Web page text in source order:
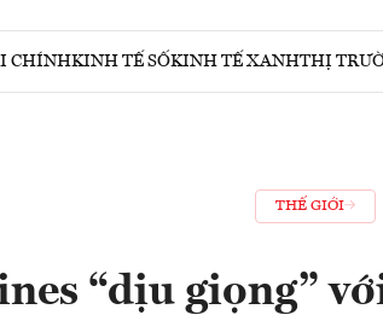
CHÍNHKINH TẾ SỐKINH TẾ XANHTHỊ
THẾ GIỚI
“dịu giọng”